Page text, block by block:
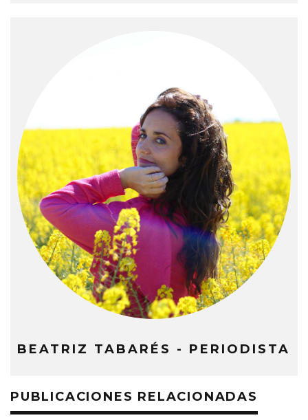
BEATRIZ TABARÉS - PERIODISTA
PUBLICACIONES RELACIONADAS